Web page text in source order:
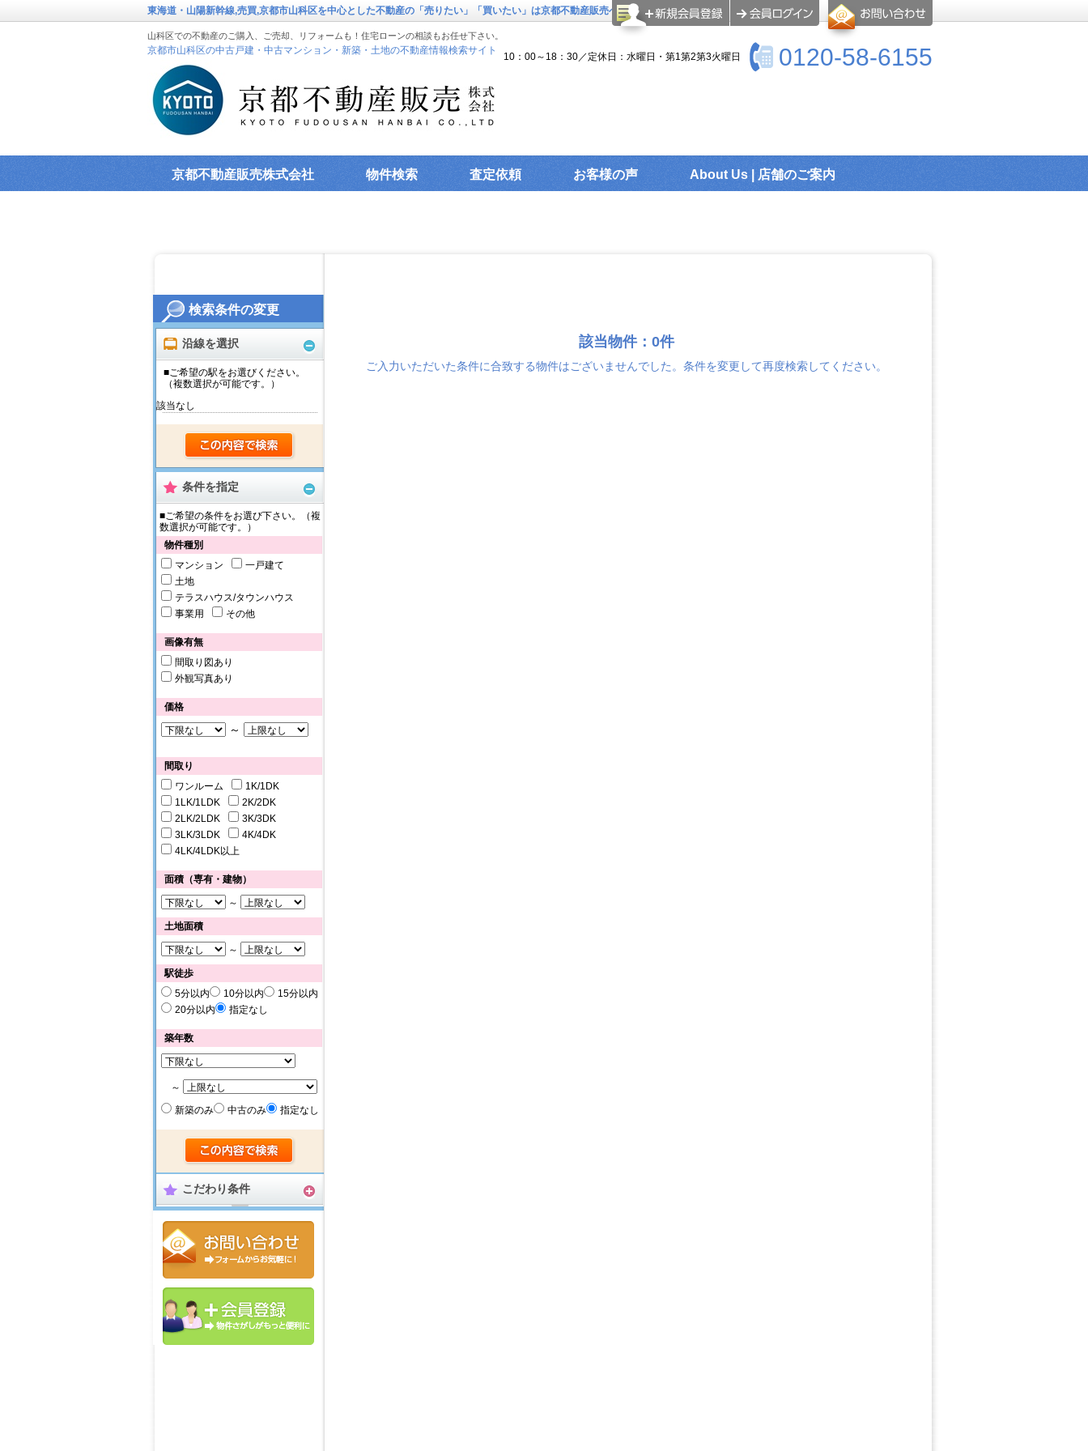
検索条件の変更
沿線を選択
■ご希望の駅をお選びください。
（複数選択が可能です。）
該当なし
条件を指定
■ご希望の条件をお選び下さい。（複
数選択が可能です。）
物件種別
マンション
一戸建て
土地
テラスハウス/タウンハウス
事業用
その他
画像有無
間取り図あり
外観写真あり
価格
～
間取り
ワンルーム
1K/1DK
1LK/1LDK
2K/2DK
2LK/2LDK
3K/3DK
3LK/3LDK
4K/4DK
4LK/4LDK以上
面積（専有・建物）
～
土地面積
～
駅徒歩
5分以内
10分以内
15分以内
20分以内
指定なし
築年数
～
新築のみ
中古のみ 指定なし
こだわり条件
東海道・山陽新幹線,売買,京都市山科区を中心とした不動産の「売りたい」「買いたい」は京都不動産販売へお任せ下さい。
山科区での不動産のご購入、ご売却、リフォームも！住宅ローンの相談もお任せ下さい。
京都市山科区の中古戸建・中古マンション・新築・土地の不動産情報検索サイト 0120-58-6155
10：00～18：30／定休日：水曜日・第1第2第3火曜日
京都不動産販売株式会社 物件検索 査定依頼 お客様の声 About Us | 店舗のご案内
該当物件：0件
ご入力いただいた条件に合致する物件はございませんでした。条件を変更して再度検索してください。